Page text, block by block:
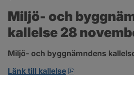
Miljö- och
kallelse 28
Miljö- och byggnämndens
Länk till kallelse